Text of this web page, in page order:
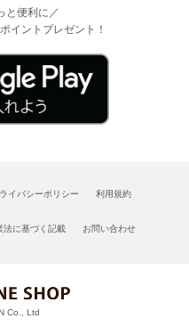
と便利に／
イントプレゼント！
イバシーポリシー 利用規約
法に基づく記載 お問い合わせ
Co., Ltd